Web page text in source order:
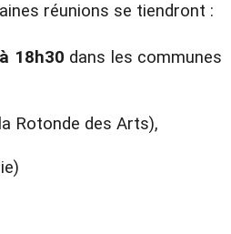
réunions se tiendront :
18h30 dans les communes
Rotonde des Arts),